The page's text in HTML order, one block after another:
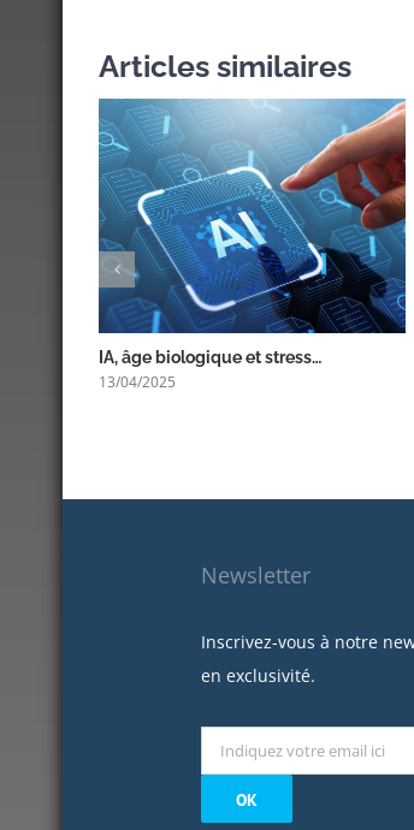
Articles similaires
IA, âge biologique et stress…
13/04/2025
Newsletter
Inscrivez-vous à notre
en exclusivité.